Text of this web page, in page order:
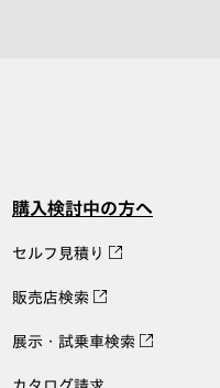
購入検討中の方へ
セルフ見積り
販売店検索
展示・試乗車検索